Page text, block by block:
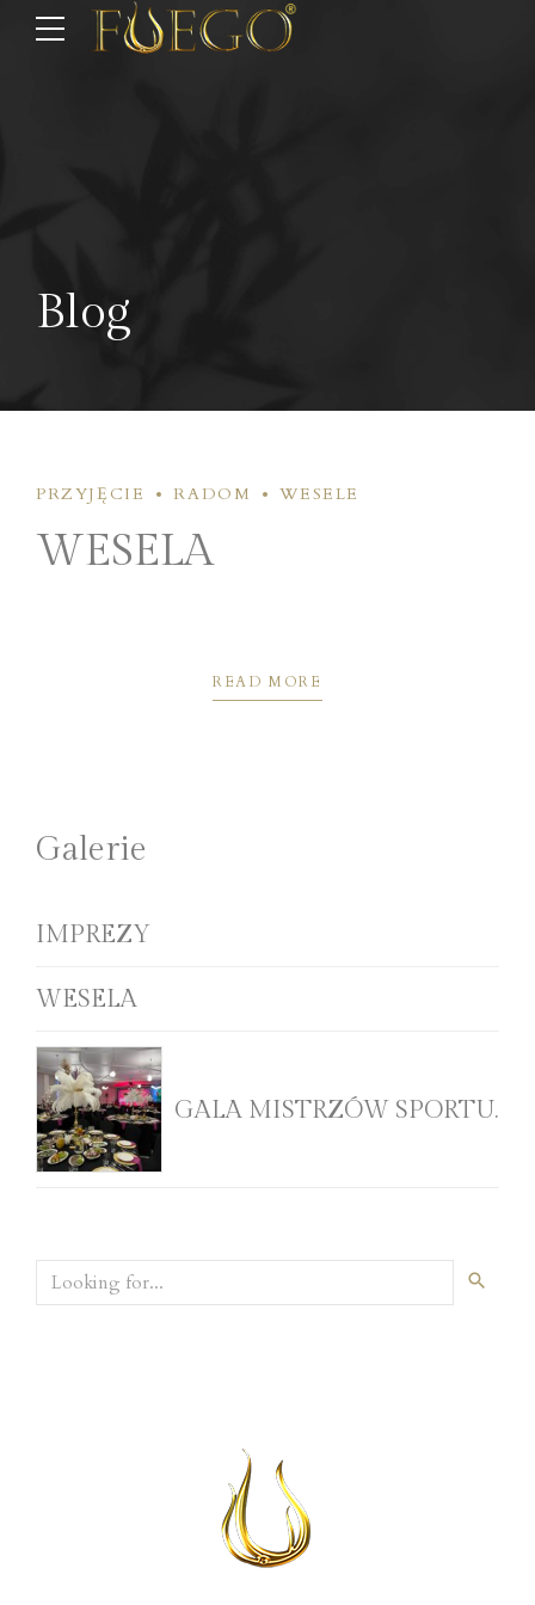
Blog
PRZYJĘCIE RADOM WESELE
WESELA
READ MORE
Galerie
IMPREZY
WESELA
GALA MISTRZÓW SPORTU.